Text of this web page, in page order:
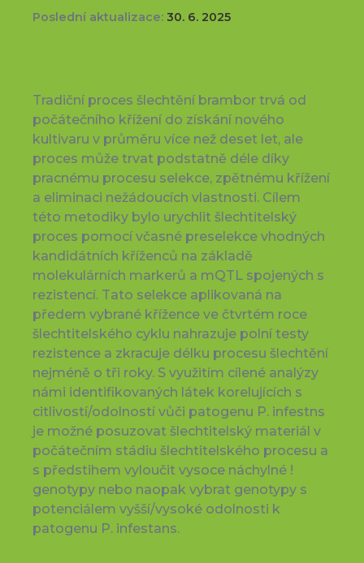
Poslední aktualizace: 30. 6. 2025
Tradiční proces šlechtění brambor trvá od
počátečního křížení do získání nového
kultivaru v průměru více než deset let, ale
proces může trvat podstatně déle díky
pracnému procesu selekce, zpětnému křížení
a eliminaci nežádoucích vlastnosti. Cílem
této metodiky bylo urychlit šlechtitelský
proces pomocí včasné preselekce vhodných
kandidátních kříženců na základě
molekulárních markerů a mQTL spojených s
rezistencí. Tato selekce aplikovaná na
předem vybrané křížence ve čtvrtém roce
šlechtitelského cyklu nahrazuje polní testy
rezistence a zkracuje délku procesu šlechtění
nejméně o tři roky. S využitím cílené analýzy
námi identifikovaných látek korelujících s
citlivostí/odolností vůči patogenu P. infestns
je možné posuzovat šlechtitelský materiál v
počátečním stádiu šlechtitelského procesu a
s předstihem vyloučit vysoce náchylné !
genotypy nebo naopak vybrat genotypy s
potenciálem vyšší/vysoké odolnosti k
patogenu P. infestans.